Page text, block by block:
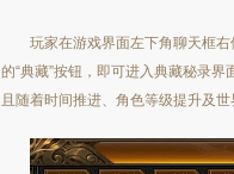
玩家在游戏界面左下角聊天框
的“典藏”按钮，即可进入典藏秘录
且随着时间推进、角色等级提升及